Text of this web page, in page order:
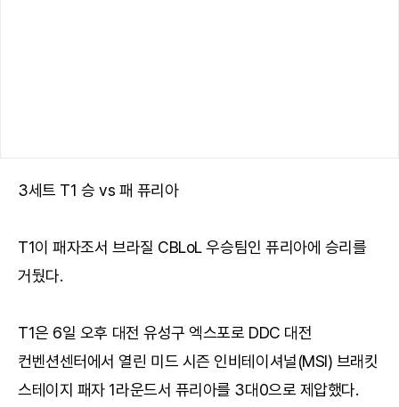
3세트 T1 승 vs 패 퓨리아
T1이 패자조서 브라질 CBLoL 우승팀인 퓨리아에 승리를
거뒀다.
T1은 6일 오후 대전 유성구 엑스포로 DDC 대전
컨벤션센터에서 열린 미드 시즌 인비테이셔널(MSI) 브래킷
스테이지 패자 1라운드서 퓨리아를 3대0으로 제압했다.